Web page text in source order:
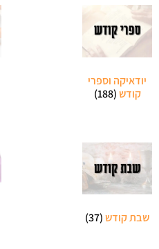
יודאיקה וספרי
קודש(188)
שבת קודש(37)